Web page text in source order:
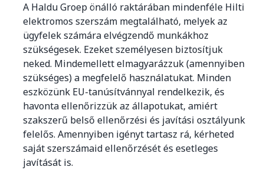
A Haldu Groep önálló raktárában mindenféle Hilti
elektromos szerszám megtalálható, melyek az
ügyfelek számára elvégzendő munkákhoz
szükségesek. Ezeket személyesen biztosítjuk
neked. Mindemellett elmagyarázzuk (amennyiben
szükséges) a megfelelő használatukat. Minden
eszközünk EU-tanúsítvánnyal rendelkezik, és
havonta ellenőrizzük az állapotukat, amiért
szakszerű belső ellenőrzési és javítási osztályunk
felelős. Amennyiben igényt tartasz rá, kérheted
saját szerszámaid ellenőrzését és esetleges
javítását is.